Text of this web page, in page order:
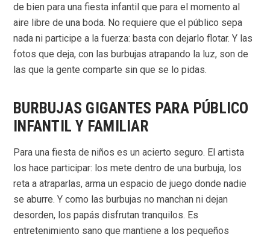
de bien para una fiesta infantil que para el momento al
aire libre de una boda. No requiere que el público sepa
nada ni participe a la fuerza: basta con dejarlo flotar. Y las
fotos que deja, con las burbujas atrapando la luz, son de
las que la gente comparte sin que se lo pidas.
BURBUJAS GIGANTES PARA PÚBLICO
INFANTIL Y FAMILIAR
Para una fiesta de niños es un acierto seguro. El artista
los hace participar: los mete dentro de una burbuja, los
reta a atraparlas, arma un espacio de juego donde nadie
se aburre. Y como las burbujas no manchan ni dejan
desorden, los papás disfrutan tranquilos. Es
entretenimiento sano que mantiene a los pequeños